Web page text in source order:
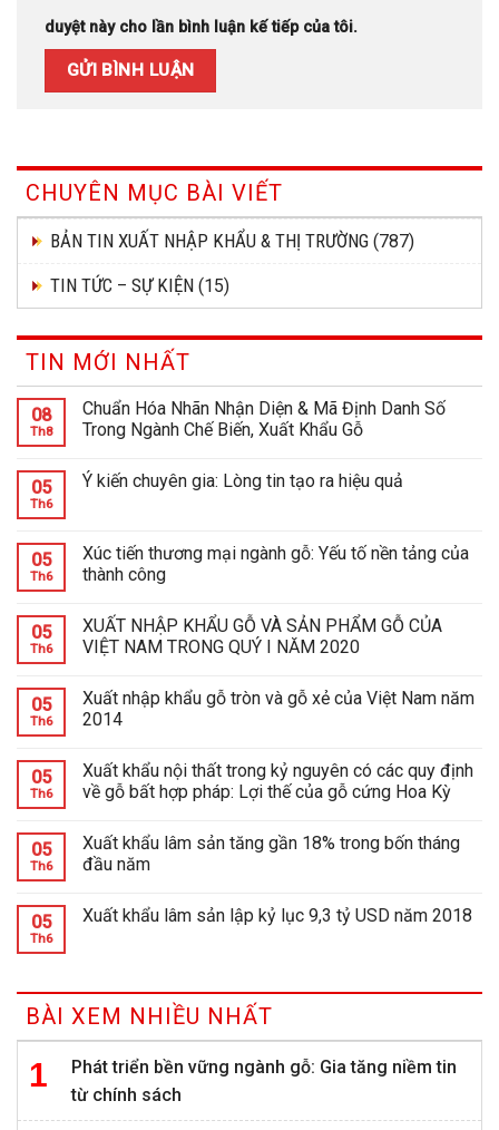
duyệt này cho lần bình luận kế tiếp của tôi.
CHUYÊN MỤC BÀI VIẾT
BẢN TIN XUẤT NHẬP KHẨU & THỊ TRƯỜNG (787)
TIN TỨC – SỰ KIỆN (15)
TIN MỚI NHẤT
08
Th8
Chuẩn Hóa Nhãn Nhận Diện & Mã Định Danh Số
Trong Ngành Chế Biến, Xuất Khẩu Gỗ
05
Th6
Ý kiến chuyên gia: Lòng tin tạo ra hiệu quả
05
Th6
Xúc tiến thương mại ngành gỗ: Yếu tố nền tảng của
thành công
05
Th6
XUẤT NHẬP KHẨU GỖ VÀ SẢN PHẨM GỖ CỦA
VIỆT NAM TRONG QUÝ I NĂM 2020
05
Th6
Xuất nhập khẩu gỗ tròn và gỗ xẻ của Việt Nam năm
2014
05
Th6
Xuất khẩu nội thất trong kỷ nguyên có các quy định
về gỗ bất hợp pháp: Lợi thế của gỗ cứng Hoa Kỳ
05
Th6
Xuất khẩu lâm sản tăng gần 18% trong bốn tháng
đầu năm
05
Th6
Xuất khẩu lâm sản lập kỷ lục 9,3 tỷ USD năm 2018
BÀI XEM NHIỀU NHẤT
Phát triển bền vững ngành gỗ: Gia tăng niềm tin
từ chính sách